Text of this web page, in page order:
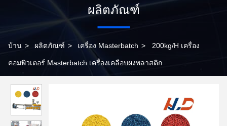
ผลิตภัณฑ์
บ้าน > ผลิตภัณฑ์ > เครื่อง Masterbatch > 200kg/H เครื่อง
คอมพิวเตอร์ Masterbatch เครื่องเคลือบผงพลาสติก